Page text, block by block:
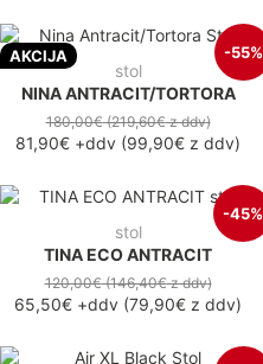
AKCIJA -55%
stol
NINA ANTRACIT/TORTORA
180,00€(219,60€z ddv)
81,90€ +ddv (99,90€ z ddv)
-45%
stol
TINA ECO ANTRACIT
120,00€(146,40€z ddv)
65,50€ +ddv (79,90€ z ddv)